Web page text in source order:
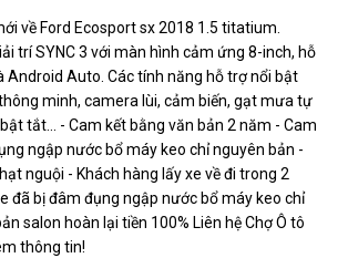
về Ford Ecosport sx 2018 1.5 titatium.
trí SYNC 3 với màn hình cảm ứng 8-inch, hỗ
Android Auto. Các tính năng hỗ trợ nổi bật
minh, camera lùi, cảm biến, gạt mưa tự
tắt... - Cam kết bằng văn bản 2 năm - Cam
ngập nước bổ máy keo chỉ nguyên bản -
nguội - Khách hàng lấy xe về đi trong 2
đã bị đâm đụng ngập nước bổ máy keo chỉ
salon hoàn lại tiền 100% Liên hệ Chợ Ô tô
thông tin!